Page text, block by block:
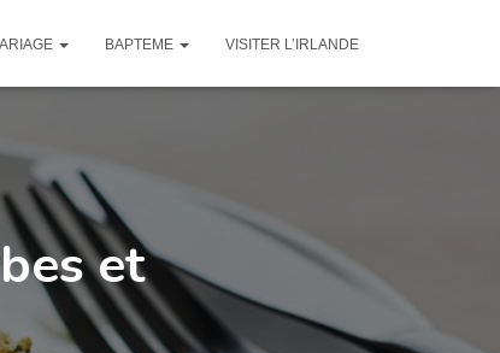
BAPTEME VISITER L’IRLANDE
et